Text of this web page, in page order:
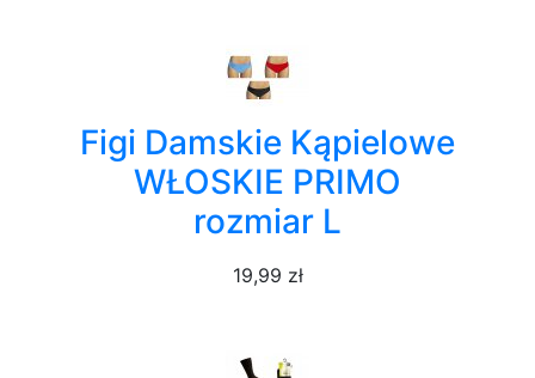
Figi Damskie Kąpielowe
WŁOSKIE PRIMO
rozmiar L
19,99 zł